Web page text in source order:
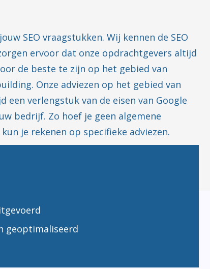
SEO vraagstukken. Wij kennen de SEO
ervoor dat onze opdrachtgevers altijd
de beste te zijn op het gebied van
Onze adviezen op het gebied van
verlengstuk van de eisen van Google
bedrijf. Zo hoef je geen algemene
je rekenen op specifieke adviezen.
geoptimaliseerd